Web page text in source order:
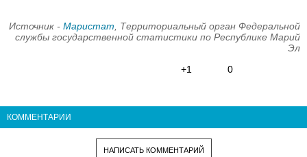
Источник - Маристат , Территориальный орган Федеральной
службы государственной статистики по Республике Марий
Эл
+1
0
КОММЕНТАРИИ
НАПИСАТЬ КОММЕНТАРИЙ